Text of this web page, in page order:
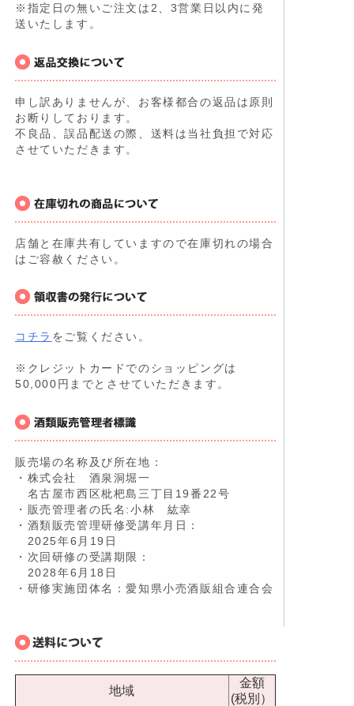
※指定日の無いご注文は2、3営業日以内に発
送いたします。
申し訳ありませんが、お客様都合の返品は原則
お断りしております。
不良品、誤品配送の際、送料は当社負担で対応
させていただきます。
店舗と在庫共有していますので在庫切れの場合
はご容赦ください。
コチラ をご覧ください。
※クレジットカードでのショッピングは
50,000円までとさせていただきます。
販売場の名称及び所在地：
・株式会社 酒泉洞堀一
名古屋市西区枇杷島三丁目19番22号
・販売管理者の氏名:小林 紘幸
・酒類販売管理研修受講年月日：
2025年6月19日
・次回研修の受講期限：
2028年6月18日
・研修実施団体名：愛知県小売酒販組合連合会
地域
金額
(税別）